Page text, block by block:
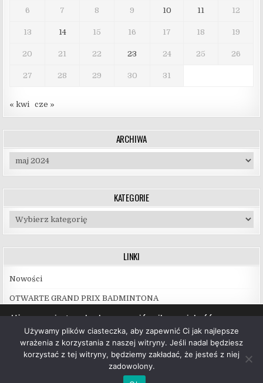
6 7 8 9 10 11 12
13 14 15 16 17 18 19
20 21 22 23 24 25 26
27 28 29 30 31
« kwi cze »
ARCHIWA
Archiwa
KATEGORIE
Kategorie
LINKI
Nowości
OTWARTE GRAND PRIX BADMINTONA
Copyright © 2026 UKS Hubal Białystok
Używamy ciasteczek, aby zapewnić najlepszą jakość
korzystania z naszej witryny.
Więcej informacji na temat plików ciasteczka, których
używamy, oraz możliwości ich wyłączenia znajdziesz w
ustawieniach.
Używamy plików ciasteczka, aby zapewnić Ci jak najlepsze
wrażenia z korzystania z naszej witryny. Jeśli nadal będziesz
korzystać z tej witryny, będziemy zakładać, że jesteś z niej
zadowolony.